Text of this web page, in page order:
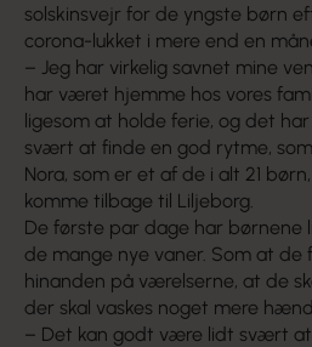
solskinsvejr for de yngste børn
corona-lukket i mere end en
– Jeg har virkelig savnet mine
har været hjemme hos vores
ligesom at holde ferie, og det
svært at finde en god rytme,
Nora, som er et af de i alt 21
komme tilbage til Liljeborg.
De første par dage har børnene
de mange nye vaner. Som at de
hinanden på værelserne, at de
der skal vaskes noget mere
– Det kan godt være lidt svært